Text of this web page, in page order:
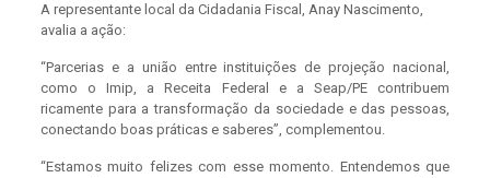
A representante local da Cidadania Fiscal, Anay Nascimento,
avalia a ação:
“Parcerias e a união entre instituições de projeção nacional,
como o Imip, a Receita Federal e a Seap/PE contribuem
ricamente para a transformação da sociedade e das pessoas,
conectando boas práticas e saberes”, complementou.
“Estamos muito felizes com esse momento. Entendemos que